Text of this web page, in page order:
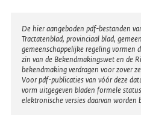
n
e
l
i
n
k
Disclaimer
De hier aangeboden pdf-bestanden
Tractatenblad, provinciaal blad,
gemeenschappelijke regeling vormen
zin van de Bekendmakingswet en de
bekendmaking verdragen voor zover
Voor pdf-publicaties van vóór deze
vorm uitgegeven bladen formele
elektronische versies daarvan worden